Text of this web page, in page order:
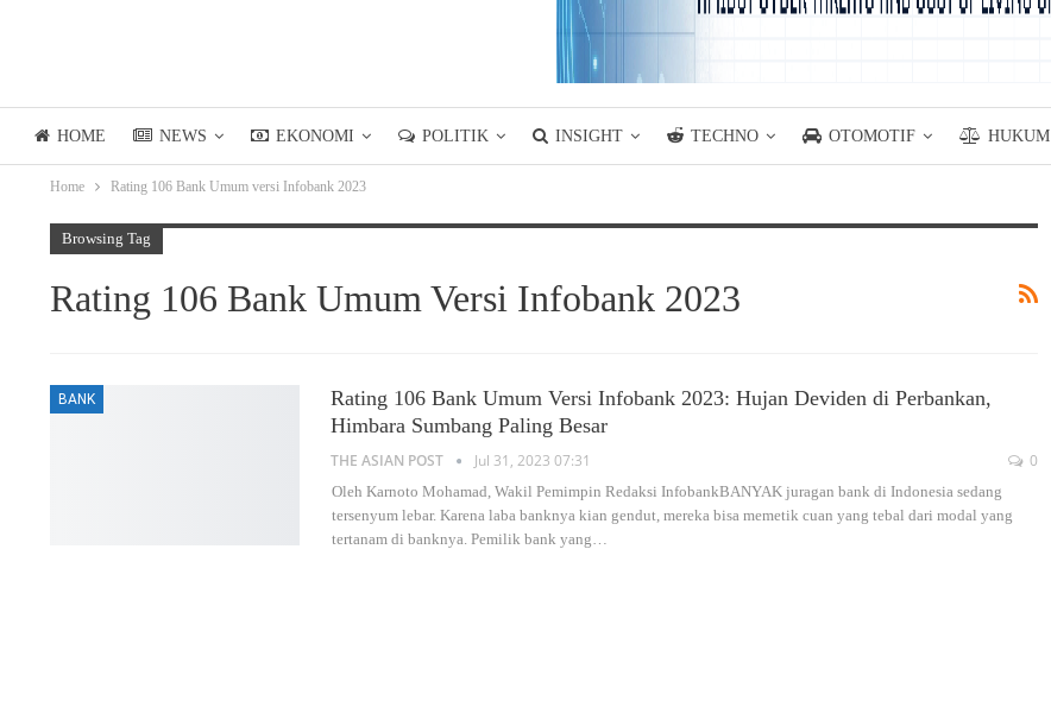
HOME NEWS EKONOMI POLITIK INSIGHT TECHNO OTOMOTIF HUKUM
LIFESTYLE ASIANPOSTTV
Home Rating 106 Bank Umum versi Infobank 2023
Browsing Tag
Rating 106 Bank Umum Versi Infobank 2023
BANK
Rating 106 Bank Umum Versi Infobank 2023: Hujan Deviden di Perbankan,
Himbara Sumbang Paling Besar
THE ASIAN POST Jul 31, 2023 07:31 0
Oleh Karnoto Mohamad, Wakil Pemimpin Redaksi InfobankBANYAK juragan bank di Indonesia sedang
tersenyum lebar. Karena laba banknya kian gendut, mereka bisa memetik cuan yang tebal dari modal yang
tertanam di banknya. Pemilik bank yang…